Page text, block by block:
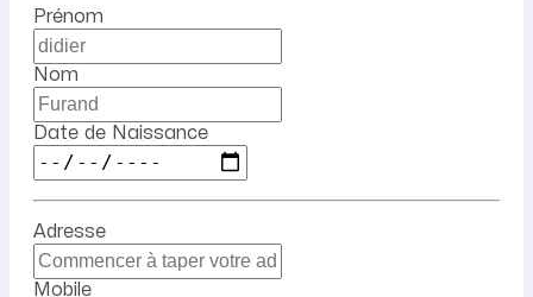
Prénom
Nom
Date de Naissance
Adresse
Mobile